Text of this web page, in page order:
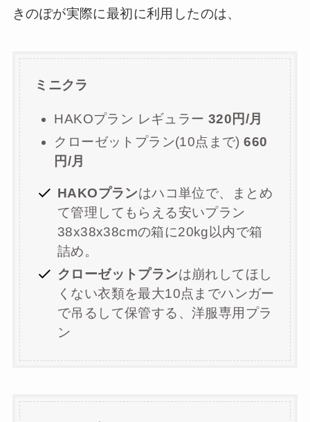
きのぽが実際に最初に利用したのは、
ミニクラ
HAKOプラン レギュラー 320円/月
クローゼットプラン(10点まで)660
円/月
HAKOプランはハコ単位で、まとめ
て管理してもらえる安いプラン
38x38x38cmの箱に20kg以内で箱
詰め。
クローゼットプランは崩れしてほし
くない衣類を最大10点までハンガー
で吊るして保管する、洋服専用プラ
ン